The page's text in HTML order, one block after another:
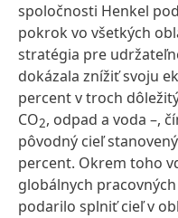
spoločnosti Henkel
pokrok vo všetkých
stratégia pre
dokázala znížiť svoju
percent v troch
CO2, odpad a voda –,
pôvodný cieľ
percent. Okrem toho
globálnych
podarilo splniť cieľ v